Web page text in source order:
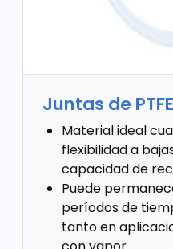
Juntas de PTFE
Material ideal
flexibilidad a
capacidad de
Puede
períodos de
tanto en